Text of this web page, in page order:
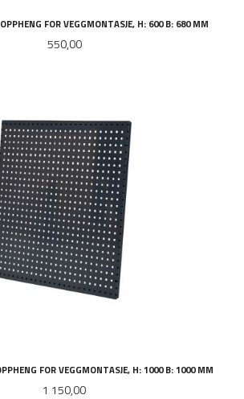
FOR VEGGMONTASJE, H: 600 B: 680 MM
Pris
550,00
FOR VEGGMONTASJE, H: 1000 B: 1000 MM
Pris
1 150,00